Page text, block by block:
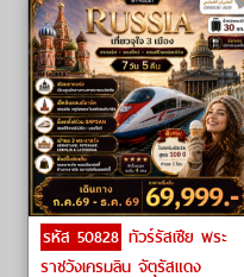
รหัส 50828 ทัวร์รัสเซีย พระ
ราชวังเครมลิน จัตุรัสแดง